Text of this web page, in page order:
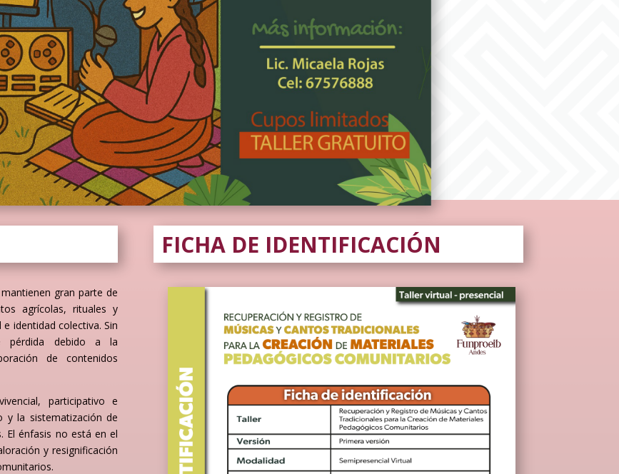
gran parte de
agrícolas, rituales y
identidad colectiva. Sin
pérdida debido a la
de contenidos
participativo e
y la sistematización de
El énfasis no está en el
y resignificación
FICHA DE IDENTIFICACIÓN